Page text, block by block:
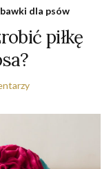
dla psów
piłkę